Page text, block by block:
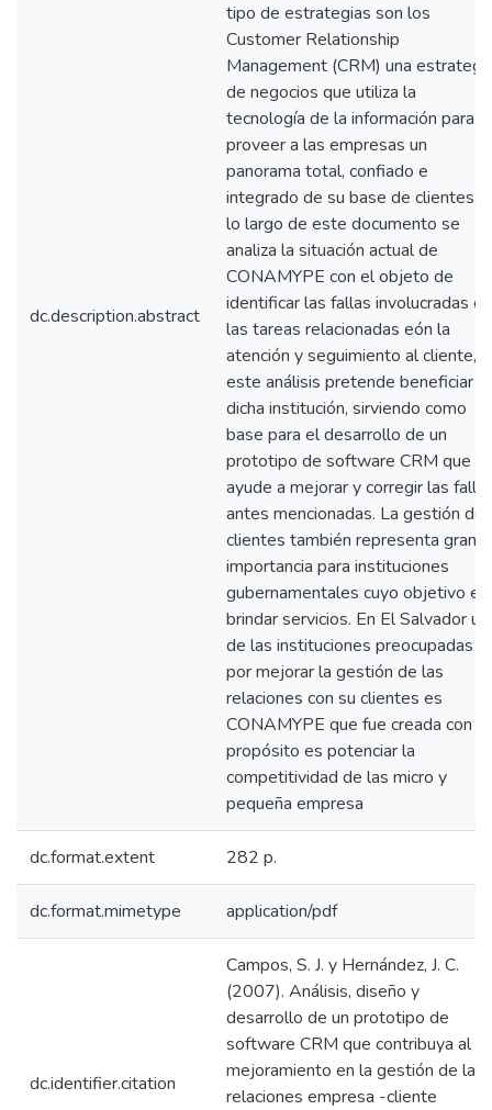
dc.description.abstract
tipo de estrategias son los
Customer Relationship
Management (CRM) una
de negocios que utiliza la
tecnología de la información para
proveer a las empresas un
panorama total, confiado e
integrado de su base de clientes.
lo largo de este documento se
analiza la situación actual de
CONAMYPE con el objeto de
identificar las fallas involucradas en
las tareas relacionadas eón la
atención y seguimiento al cliente,
este análisis pretende beneficiar a
dicha institución, sirviendo como
base para el desarrollo de un
prototipo de software CRM que
ayude a mejorar y corregir las
antes mencionadas. La gestión de
clientes también representa gran
importancia para instituciones
gubernamentales cuyo objetivo es
brindar servicios. En El Salvador
de las instituciones preocupadas
por mejorar la gestión de las
relaciones con su clientes es
CONAMYPE que fue creada con el
propósito es potenciar la
competitividad de las micro y
pequeña empresa
dc.format.extent 282 p.
dc.format.mimetype application/pdf
dc.identifier.citation
Campos, S. J. y Hernández, J. C.
(2007). Análisis, diseño y
desarrollo de un prototipo de
software CRM que contribuya al
mejoramiento en la gestión de las
relaciones empresa -cliente